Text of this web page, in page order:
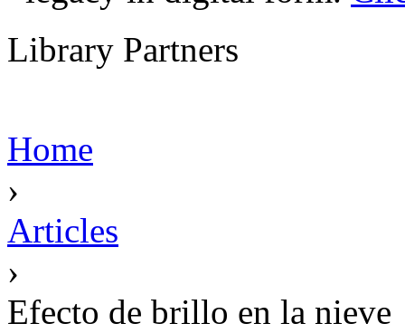
Library Partners
Home
›
Articles
›
Efecto de brillo en la nieve